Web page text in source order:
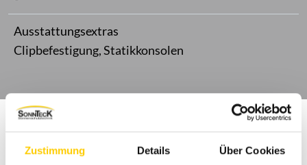
Zustimmung Details Über Cookies
Ausstattungsextras
Clipbefestigung, Statikkonsolen